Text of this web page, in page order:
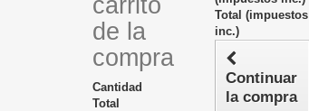
carrito
de la
compra
Cantidad
Total
Total (impuestos
inc.)
Continuar
la compra